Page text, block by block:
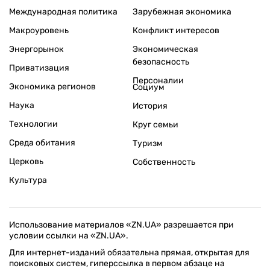
Международная политика
Макроуровень
Энергорынок
Приватизация
Экономика регионов
Зарубежная экономика
Конфликт интересов
Экономическая
безопасность
Персоналии
Наука
Технологии
Среда обитания
Церковь
Культура
Социум
История
Круг семьи
Туризм
Собственность
Использование материалов «ZN.UA» разрешается при
условии ссылки на «ZN.UA».
Для интернет-изданий обязательна прямая, открытая для
поисковых систем, гиперссылка в первом абзаце на